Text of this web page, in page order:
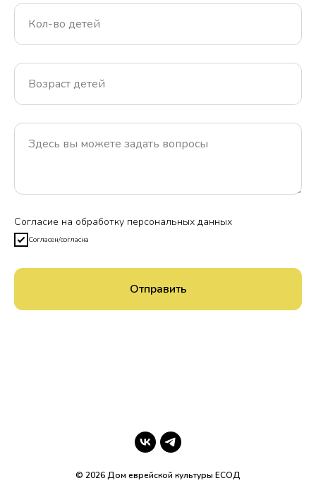
Кол-во детей
Возраст детей
Здесь вы можете задать вопросы
Согласие на обработку персональных данных
Согласен/согласна
Отправить
© 2026 Дом еврейской культуры ЕСОД